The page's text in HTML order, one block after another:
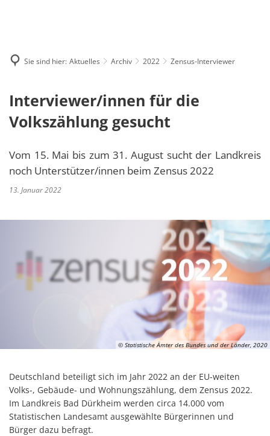
Sie sind hier: Aktuelles Archiv 2022 Zensus-Interviewer
Interviewer/innen für die
Volkszählung gesucht
Vom 15. Mai bis zum 31. August sucht der Landkreis
noch Unterstützer/innen beim Zensus 2022
13. Januar 2022
© Statistische Ämter des Bundes und der Länder, 2020
Deutschland beteiligt sich im Jahr 2022 an der EU-weiten
Volks-, Gebäude- und Wohnungszählung, dem Zensus 2022.
Im Landkreis Bad Dürkheim werden circa 14.000 vom
Statistischen Landesamt ausgewählte Bürgerinnen und
Bürger dazu befragt.